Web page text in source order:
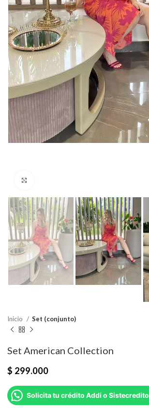
Inicio Set (conjunto)
Set American Collection
$ 299.000
Solicita tu crédito Addi o Sistecredito